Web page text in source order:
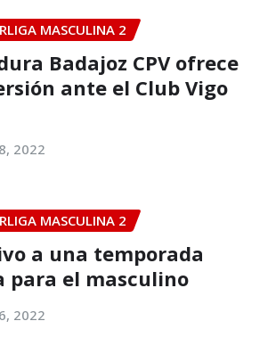
MASCULINA 2
Badajoz CPV ofrece
ante el Club Vigo
2022
MASCULINA 2
a una temporada
para el masculino
2022